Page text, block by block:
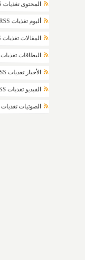
المحتوى تغذيات RSS
ألبوم تغذيات RSS
المقالات تغذيات RSS
البطاقات تغذيات RSS
الأخبار تغذيات RSS
الفيديو تغذيات RSS
الصوتيات تغذيات RSS